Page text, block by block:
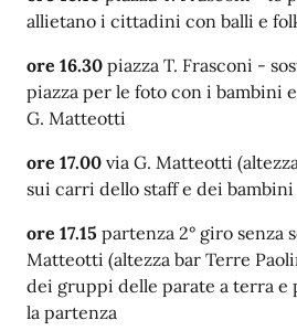
allietano i cittadini con balli e
ore 16.30 piazza T. Frasconi -
piazza per le foto con i bambini
G. Matteotti
ore 17.00 via G. Matteotti
sui carri dello staff e dei bambini
ore 17.15 partenza 2° giro senza
Matteotti (altezza bar Terre
dei gruppi delle parate a terra e
la partenza